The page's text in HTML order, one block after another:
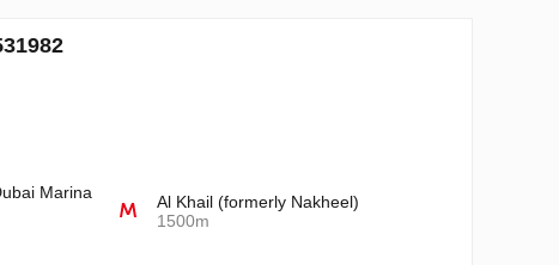
Marina
Al Khail (formerly Nakheel)
1500m